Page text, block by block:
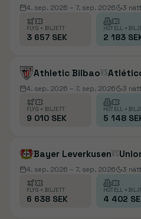
4. sep. 2026 – 7. sep. 2026 3
FLYG + BILJETT
3 657 SEK
HOTELL +
2 183
Athletic Bilbaovs
4. sep. 2026 – 7. sep. 2026 3
FLYG + BILJETT
9 010 SEK
HOTELL +
5 148
Bayer Leverkusenvs
4. sep. 2026 – 7. sep. 2026 3
FLYG + BILJETT
6 638 SEK
HOTELL +
4 402